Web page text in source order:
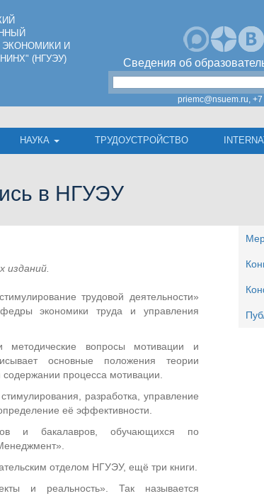
ЭКОНОМИКИ И
(НГУЭУ)
Сведения об
priemc@nsuem.ru,
НАУКА ТРУДОУСТРОЙСТВО
в НГУЭУ
изданий.
трудовой деятельности»
экономики труда и управления
методические вопросы мотивации и
основные положения теории
процесса мотивации.
разработка, управление
её эффективности.
и бакалавров, обучающихся по
отделом НГУЭУ, ещё три книги.
и реальность». Так называется